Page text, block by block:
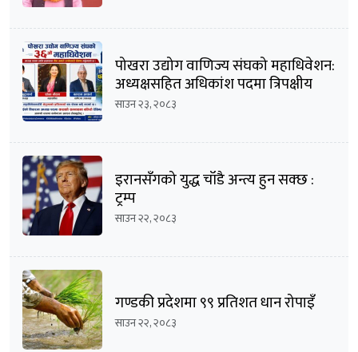
पोखरा उद्योग वाणिज्य संघको महाधिवेशन:
अध्यक्षसहित अधिकांश पदमा त्रिपक्षीय
भिडन्तको सम्भावना
साउन २३, २०८३
इरानसँगको युद्ध चाँडै अन्त्य हुन सक्छ :
ट्रम्प
साउन २२, २०८३
गण्डकी प्रदेशमा ९९ प्रतिशत धान रोपाइँ
साउन २२, २०८३